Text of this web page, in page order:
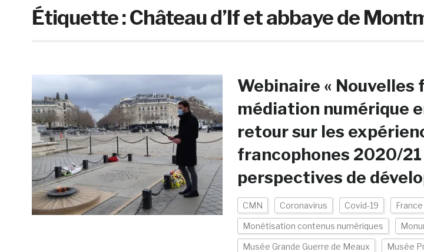
Étiquette :Château d’If et abbaye de
Webinaire « Nouvelles
médiation numérique
retour sur les
francophones 2020/
perspectives de
CMN Coronavirus Covid-19 France
Monétisation contenus numériques
Musée Grande Guerre de Meaux Musée